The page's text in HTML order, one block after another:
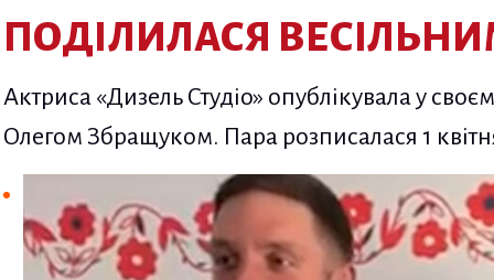
ПОДІЛИЛАСЯ
Актриса «Дизель Студіо» опублікувала у
Олегом Збращуком. Пара розписалася 1